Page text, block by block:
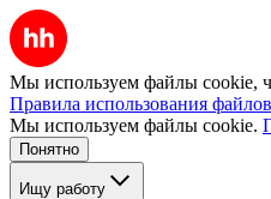
Мы используем файлы cookie,
Правила использования
Мы используем файлы cookie.
Понятно
Ищу работу